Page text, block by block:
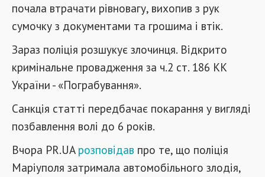
почала втрачати рівновагу, вихопив з рук
сумочку з документами та грошима і втік.
Зараз поліція розшукує злочинця. Відкрито
кримінальне провадження за ч.2 ст. 186 КК
України - «Пограбування».
Санкція статті передбачає покарання у вигляді
позбавлення волі до 6 років.
Вчора PR.UA розповідав про те, що поліція
Маріуполя затримала автомобільного злодія,